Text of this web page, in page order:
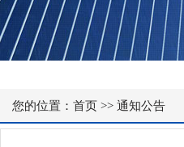
您的位置： 首页 >> 通知公告